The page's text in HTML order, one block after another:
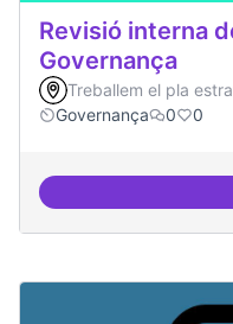
Revisió interna
Governança
Treballem el pla
Governança
0 0